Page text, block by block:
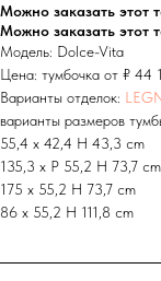
Можно заказать этот
Можно заказать этот
Модель: Dolce-Vita
Цена: тумбочка от ₽ 44
Варианты отделок:
варианты размеров
55,4 х 42,4 H 43,3 cm
135,3 х P 55,2 H 73,7 cm
175 х 55,2 H 73,7 cm
86 х 55,2 H 111,8 cm
ЗЕРКАЛА
ПРИХОЖАЯ
ПОЛКИ
ДЛЯ СИДЕНЬЯ
СТОЛИКИ